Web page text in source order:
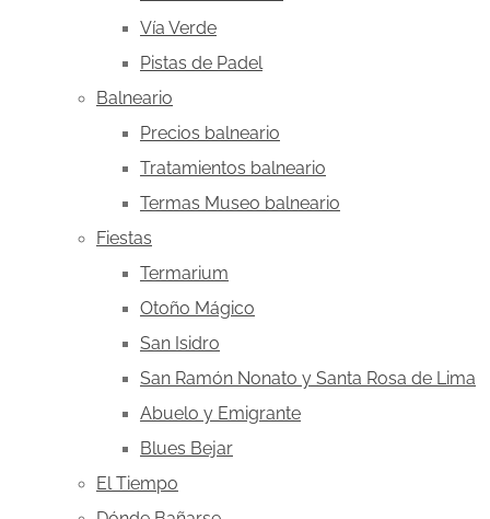
Vía Verde
Pistas de Padel
Balneario
Precios balneario
Tratamientos balneario
Termas Museo balneario
Fiestas
Termarium
Otoño Mágico
San Isidro
San Ramón Nonato y Santa Rosa de Lima
Abuelo y Emigrante
Blues Bejar
El Tiempo